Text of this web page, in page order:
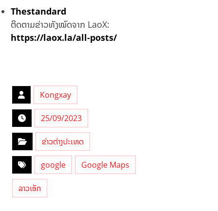
Thestandard
ຕິດຕາມຂ່າວທັງໝົດຈາກ LaoX:
https://laox.la/all-posts/
Kongxay
25/09/2023
ຂ່າວຕ່າງປະເທດ
google Google Maps
ລາວເອັກ